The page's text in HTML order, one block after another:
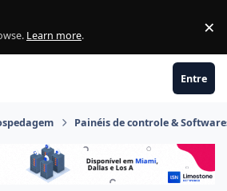
Learn more. ×
Entre
Painéis de controle &